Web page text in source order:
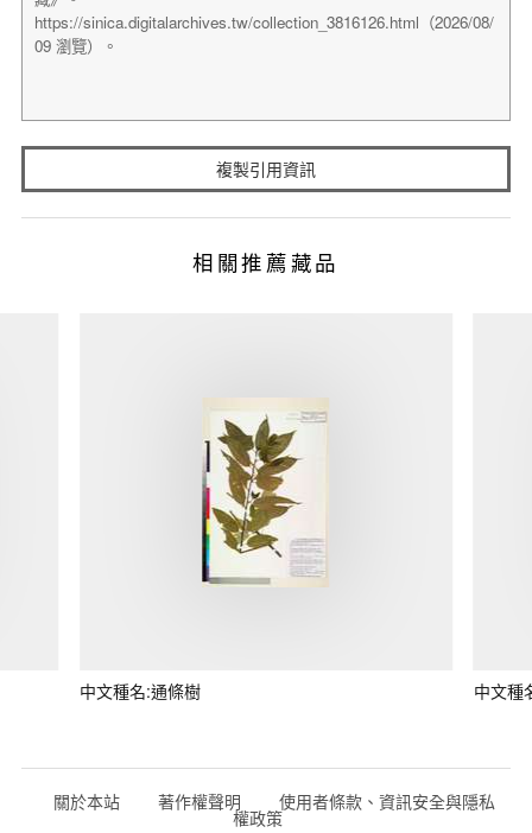
複製引用資訊
相關推薦藏品
中文種名:通條樹 中文種
關於本站 著作權聲明 使用者條款、資訊安全與隱私
權政策